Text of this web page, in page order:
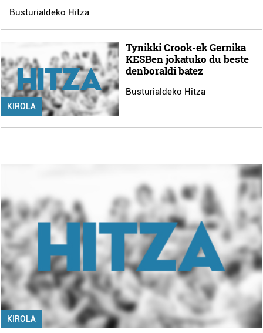
Busturialdeko Hitza
KIROLA
Tynikki Crook-ek Gernika
KESBen jokatuko du beste
denboraldi batez
Busturialdeko Hitza
KIROLA